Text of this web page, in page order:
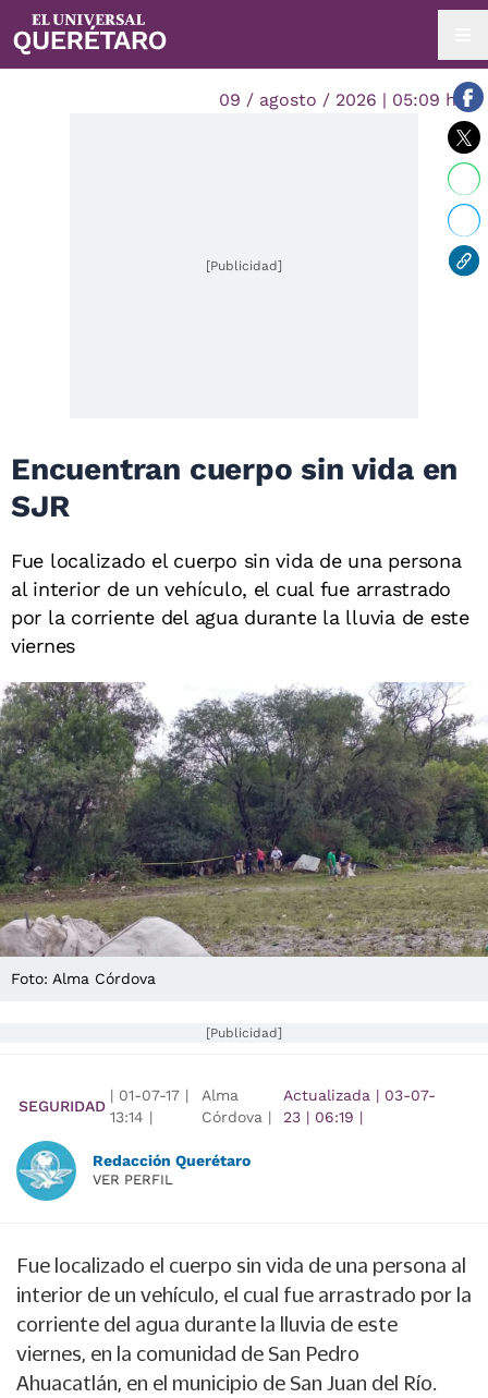
09 / agosto / 2026 | 05:09 hrs.
[Publicidad]
Encuentran cuerpo sin vida en
SJR
Fue localizado el cuerpo sin vida de una persona
al interior de un vehículo, el cual fue arrastrado
por la corriente del agua durante la lluvia de este
viernes
Foto: Alma Córdova
[Publicidad]
SEGURIDAD
| 01-07-17 |
13:14 |
Alma
Córdova |
Actualizada | 03-07-
23 | 06:19 |
Redacción Querétaro
VER PERFIL
Fue localizado el cuerpo sin vida de una persona al
interior de un vehículo, el cual fue arrastrado por la
corriente del agua durante la lluvia de este
viernes, en la comunidad de San Pedro
Ahuacatlán, en el municipio de San Juan del Río.